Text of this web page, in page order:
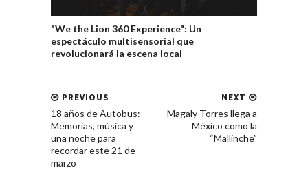
"We the Lion 360 Experience": Un
espectáculo multisensorial que
revolucionará la escena local
NEXT
Magaly Torres llega a
México como la
“Mallinche”
PREVIOUS
18 años de Autobus:
Memorias, música y
una noche para
recordar este 21 de
marzo